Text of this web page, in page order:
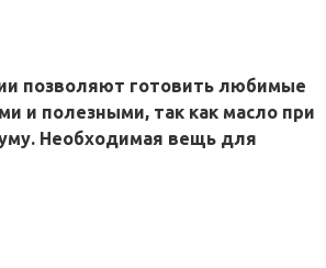
позволяют готовить любимые
и полезными, так как масло при
Необходимая вещь для